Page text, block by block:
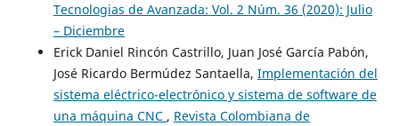
Tecnologias de Avanzada: Vol. 2 Núm. 36 (2020): Julio
– Diciembre
Erick Daniel Rincón Castrillo, Juan José García Pabón,
José Ricardo Bermúdez Santaella, Implementación del
sistema eléctrico-electrónico y sistema de software de
una máquina CNC , Revista Colombiana de